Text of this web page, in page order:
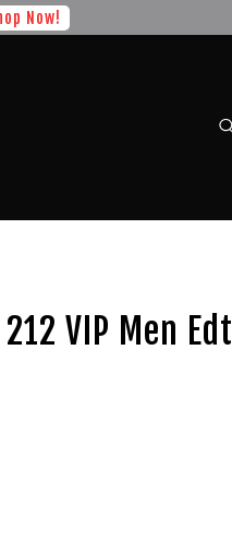
VIP Men Edt